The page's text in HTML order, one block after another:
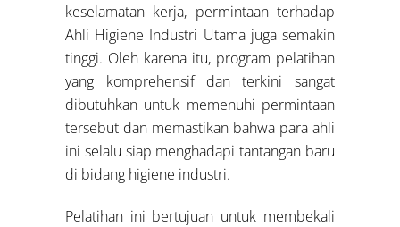
keselamatan kerja, permintaan terhadap
Ahli Higiene Industri Utama juga semakin
tinggi. Oleh karena itu, program pelatihan
yang komprehensif dan terkini sangat
dibutuhkan untuk memenuhi permintaan
tersebut dan memastikan bahwa para ahli
ini selalu siap menghadapi tantangan baru
di bidang higiene industri.
Pelatihan ini bertujuan untuk membekali